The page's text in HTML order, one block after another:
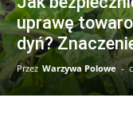
uprawę
dyń?
Przez Warzywa Polowe -